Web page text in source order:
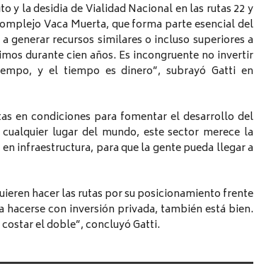
y la desidia de Vialidad Nacional en las rutas 22 y
Vaca Muerta, que forma parte esencial del
recursos similares o incluso superiores a
durante cien años. Es incongruente no invertir
y el tiempo es dinero”, subrayó Gatti en
en condiciones para fomentar el desarrollo del
lugar del mundo, este sector merece la
infraestructura, para que la gente pueda llegar a
hacer las rutas por su posicionamiento frente
con inversión privada, también está bien.
costar el doble”, concluyó Gatti.